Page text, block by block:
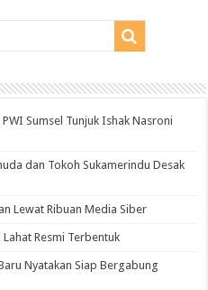
Sumsel Tunjuk Ishak Nasroni
dan Tokoh Sukamerindu Desak
Lewat Ribuan Media Siber
Lahat Resmi Terbentuk
Nyatakan Siap Bergabung